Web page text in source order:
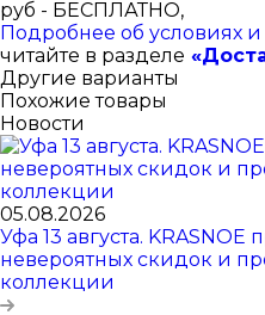
руб - БЕСПЛАТНО,
Подробнее об условиях и
читайте в разделе
Другие варианты
Похожие товары
Новости
05.08.2026
Уфа 13 августа.
невероятных скидок и
коллекции